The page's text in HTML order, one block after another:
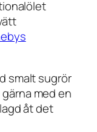
smalt sugrör
med en
åt det